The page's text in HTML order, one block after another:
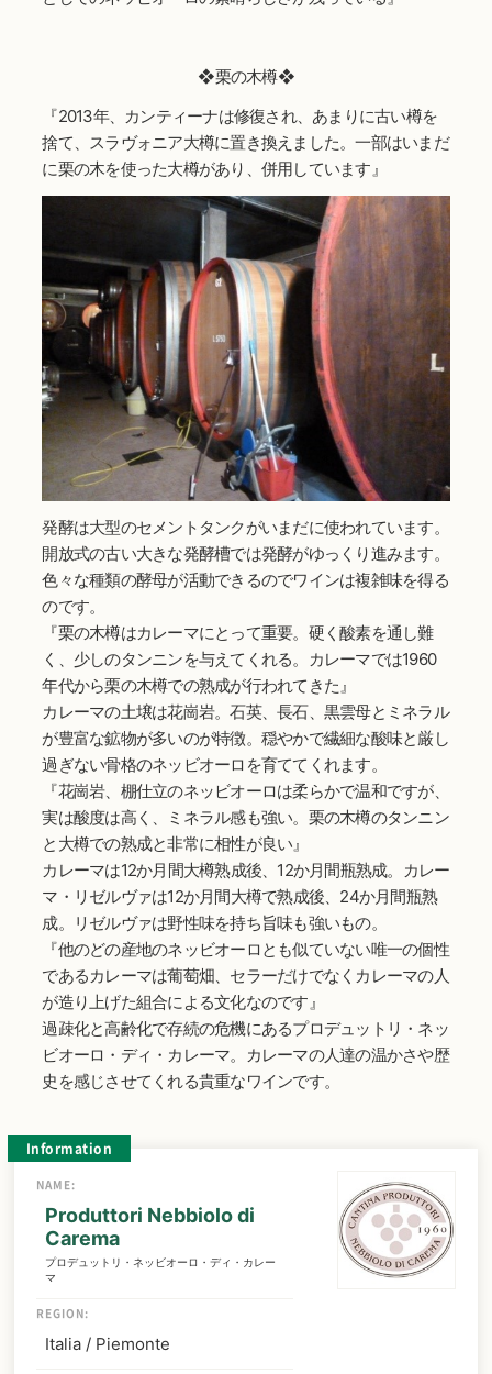
❖栗の木樽❖
『2013年、カンティーナは修復され、あまりに古い樽を
捨て、スラヴォニア大樽に置き換えました。一部はいまだ
に栗の木を使った大樽があり、併用しています』
発酵は大型のセメントタンクがいまだに使われています。
開放式の古い大きな発酵槽では発酵がゆっくり進みます。
色々な種類の酵母が活動できるのでワインは複雑味を得る
のです。
『栗の木樽はカレーマにとって重要。硬く酸素を通し難
く、少しのタンニンを与えてくれる。カレーマでは1960
年代から栗の木樽での熟成が行われてきた』
カレーマの土壌は花崗岩。石英、長石、黒雲母とミネラル
が豊富な鉱物が多いのが特徴。穏やかで繊細な酸味と厳し
過ぎない骨格のネッビオーロを育ててくれます。
『花崗岩、棚仕立のネッビオーロは柔らかで温和ですが、
実は酸度は高く、ミネラル感も強い。栗の木樽のタンニン
と大樽での熟成と非常に相性が良い』
カレーマは12か月間大樽熟成後、12か月間瓶熟成。カレー
マ・リゼルヴァは12か月間大樽で熟成後、24か月間瓶熟
成。リゼルヴァは野性味を持ち旨味も強いもの。
『他のどの産地のネッビオーロとも似ていない唯一の個性
であるカレーマは葡萄畑、セラーだけでなくカレーマの人
が造り上げた組合による文化なのです』
過疎化と高齢化で存続の危機にあるプロデュットリ・ネッ
ビオーロ・ディ・カレーマ。カレーマの人達の温かさや歴
史を感じさせてくれる貴重なワインです。
Information
NAME:
Produttori Nebbiolo di
Carema
プロデュットリ・ネッビオーロ・ディ・カレー
マ
REGION:
Italia / Piemonte